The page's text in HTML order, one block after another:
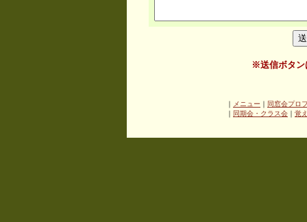
※送信ボタン
｜ メニュー ｜ 同窓会プロ
｜ 同期会・クラス会 ｜ 覚